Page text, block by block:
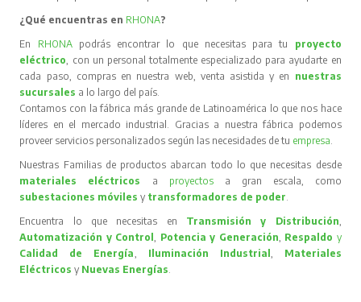
¿Qué encuentras en RHONA?
En RHONA podrás encontrar lo que necesitas para tu proyecto
eléctrico, con un personal totalmente especializado para ayudarte en
cada paso, compras en nuestra web, venta asistida y en nuestras
sucursales a lo largo del país.
Contamos con la fábrica más grande de Latinoamérica lo que nos hace
líderes en el mercado industrial. Gracias a nuestra fábrica podemos
proveer servicios personalizados según las necesidades de tu empresa.
Nuestras Familias de productos abarcan todo lo que necesitas desde
materiales eléctricos
a proyectos
a gran escala, como
subestaciones móvilesy transformadores de poder.
Encuentra lo que necesitas en Transmisión y Distribución,
Automatización y Control, Potencia y Generación, Respaldo y
Calidad de Energía, Iluminación Industrial , Materiales
Eléctricos y Nuevas Energías.